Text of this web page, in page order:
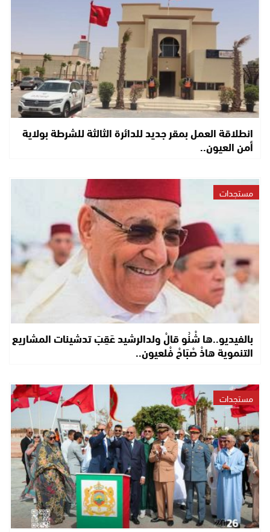
انطلاقة العمل بمقر جديد للدائرة الثالثة للشرطة بولاية
أمن العيون..
مستجدات
بالفيديو..ها شْنُو قالْ ولدالرشيد عَقِبَ تدشينات المشاريع
التنموية هاذْ صْبَاحْ فْلعيون..
مستجدات